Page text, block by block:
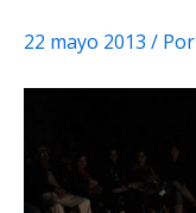
22 mayo 2013 / Por